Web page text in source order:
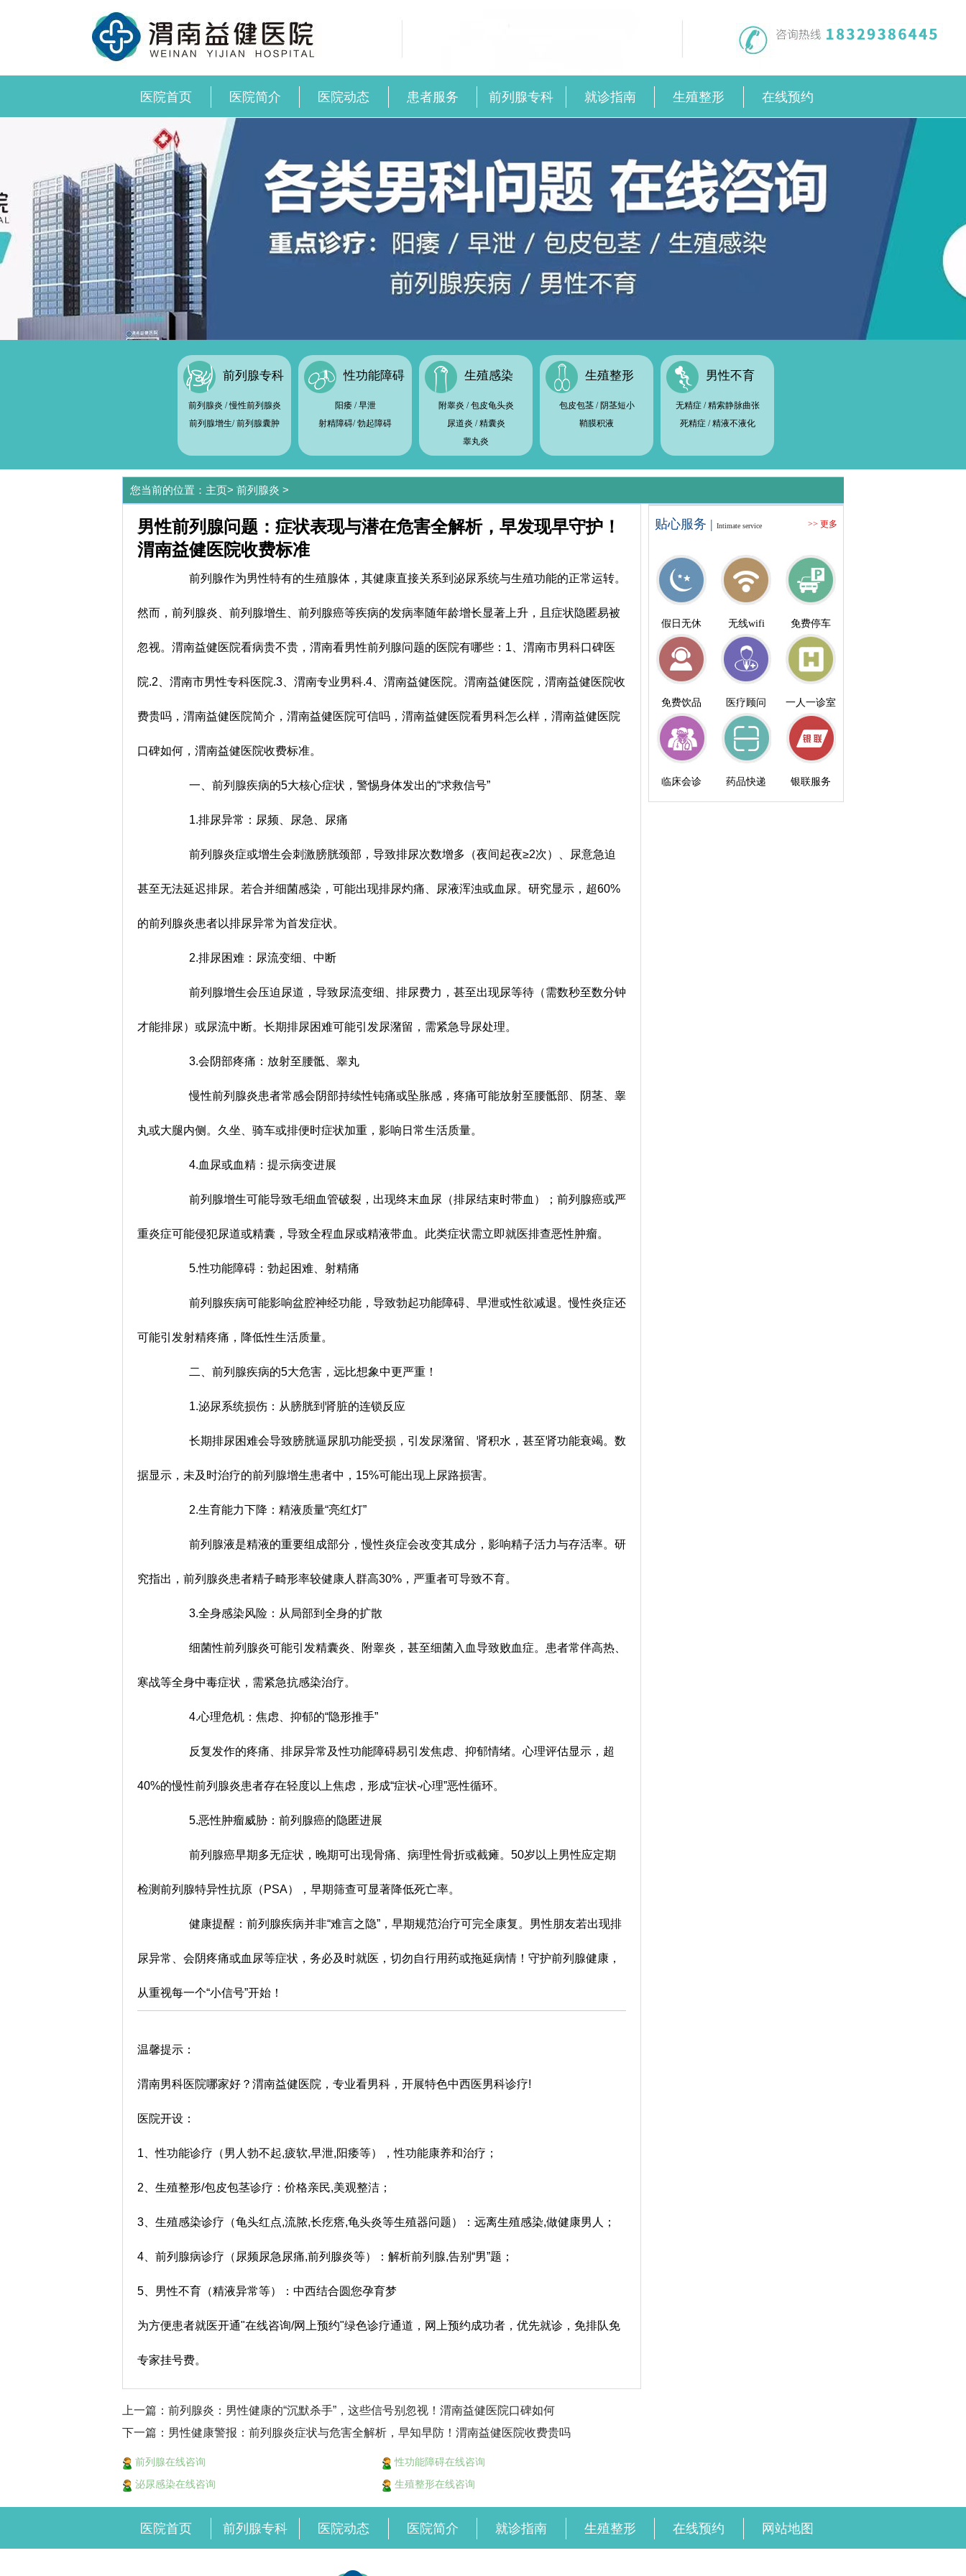
医院首页 医院简介 医院动态 患者服务 前列腺专科 就诊指南 生殖整形 在线预约
前列腺专科
前列腺炎 /慢性前列腺炎
前列腺增生/前列腺囊肿
性功能障碍
阳痿 /早泄
射精障碍/勃起障碍
生殖感染
附睾炎 /包皮龟头炎
尿道炎 /精囊炎
睾丸炎
生殖整形
包皮包茎/ 阴茎短小
鞘膜积液
男性不育
无精症/精索静脉曲张
死精症/精液不液化
您当前的位置： 主页> 前列腺炎 >
男性前列腺问题：症状表现与潜在危害全解析，早发现早守护！
渭南益健医院收费标准
前列腺作为男性特有的生殖腺体，其健康直接关系到泌尿系统与生殖功能的正常运转。
然而，前列腺炎、前列腺增生、前列腺癌等疾病的发病率随年龄增长显著上升，且症状隐匿易被
忽视。渭南益健医院看病贵不贵，渭南看男性前列腺问题的医院有哪些：1、渭南市男科口碑医
院.2、渭南市男性专科医院.3、渭南专业男科.4、渭南益健医院。渭南益健医院，渭南益健医院收
费贵吗，渭南益健医院简介，渭南益健医院可信吗，渭南益健医院看男科怎么样，渭南益健医院
口碑如何，渭南益健医院收费标准。
一、前列腺疾病的5大核心症状，警惕身体发出的“求救信号”
1.排尿异常：尿频、尿急、尿痛
前列腺炎症或增生会刺激膀胱颈部，导致排尿次数增多（夜间起夜≥2次）、尿意急迫
甚至无法延迟排尿。若合并细菌感染，可能出现排尿灼痛、尿液浑浊或血尿。研究显示，超60%
的前列腺炎患者以排尿异常为首发症状。
2.排尿困难：尿流变细、中断
前列腺增生会压迫尿道，导致尿流变细、排尿费力，甚至出现尿等待（需数秒至数分钟
才能排尿）或尿流中断。长期排尿困难可能引发尿潴留，需紧急导尿处理。
3.会阴部疼痛：放射至腰骶、睾丸
慢性前列腺炎患者常感会阴部持续性钝痛或坠胀感，疼痛可能放射至腰骶部、阴茎、睾
丸或大腿内侧。久坐、骑车或排便时症状加重，影响日常生活质量。
4.血尿或血精：提示病变进展
前列腺增生可能导致毛细血管破裂，出现终末血尿（排尿结束时带血）；前列腺癌或严
重炎症可能侵犯尿道或精囊，导致全程血尿或精液带血。此类症状需立即就医排查恶性肿瘤。
5.性功能障碍：勃起困难、射精痛
前列腺疾病可能影响盆腔神经功能，导致勃起功能障碍、早泄或性欲减退。慢性炎症还
可能引发射精疼痛，降低性生活质量。
二、前列腺疾病的5大危害，远比想象中更严重！
1.泌尿系统损伤：从膀胱到肾脏的连锁反应
长期排尿困难会导致膀胱逼尿肌功能受损，引发尿潴留、肾积水，甚至肾功能衰竭。数
据显示，未及时治疗的前列腺增生患者中，15%可能出现上尿路损害。
2.生育能力下降：精液质量“亮红灯”
前列腺液是精液的重要组成部分，慢性炎症会改变其成分，影响精子活力与存活率。研
究指出，前列腺炎患者精子畸形率较健康人群高30%，严重者可导致不育。
3.全身感染风险：从局部到全身的扩散
细菌性前列腺炎可能引发精囊炎、附睾炎，甚至细菌入血导致败血症。患者常伴高热、
寒战等全身中毒症状，需紧急抗感染治疗。
4.心理危机：焦虑、抑郁的“隐形推手”
反复发作的疼痛、排尿异常及性功能障碍易引发焦虑、抑郁情绪。心理评估显示，超
40%的慢性前列腺炎患者存在轻度以上焦虑，形成“症状-心理”恶性循环。
5.恶性肿瘤威胁：前列腺癌的隐匿进展
前列腺癌早期多无症状，晚期可出现骨痛、病理性骨折或截瘫。50岁以上男性应定期
检测前列腺特异性抗原（PSA），早期筛查可显著降低死亡率。
健康提醒：前列腺疾病并非“难言之隐”，早期规范治疗可完全康复。男性朋友若出现排
尿异常、会阴疼痛或血尿等症状，务必及时就医，切勿自行用药或拖延病情！守护前列腺健康，
从重视每一个“小信号”开始！
温馨提示：
渭南男科医院哪家好？渭南益健医院，专业看男科，开展特色中西医男科诊疗!
医院开设：
1、性功能诊疗（男人勃不起,疲软,早泄,阳痿等），性功能康养和治疗；
2、生殖整形/包皮包茎诊疗：价格亲民,美观整洁；
3、生殖感染诊疗（龟头红点,流脓,长疙瘩,龟头炎等生殖器问题）：远离生殖感染,做健康男人；
4、前列腺病诊疗（尿频尿急尿痛,前列腺炎等）：解析前列腺,告别“男”题；
5、男性不育（精液异常等）：中西结合圆您孕育梦
为方便患者就医开通"在线咨询/网上预约"绿色诊疗通道，网上预约成功者，优先就诊，免排队免
专家挂号费。
上一篇：前列腺炎：男性健康的“沉默杀手”，这些信号别忽视！渭南益健医院口碑如何
下一篇：男性健康警报：前列腺炎症状与危害全解析，早知早防！渭南益健医院收费贵吗
前列腺在线咨询
性功能障碍在线咨询
泌尿感染在线咨询
生殖整形在线咨询
贴心服务 | Intimate service >> 更多
假日无休 无线wifi 免费停车
免费饮品 医疗顾问 一人一诊室
临床会诊 药品快递 银联服务
医院首页 前列腺专科 医院动态 医院简介 就诊指南 生殖整形 在线预约 网站地图